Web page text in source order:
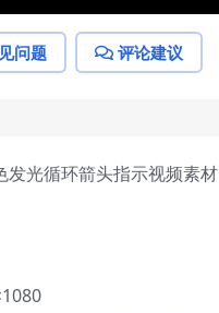
问题 评论建议
发光循环箭头指示视频素材